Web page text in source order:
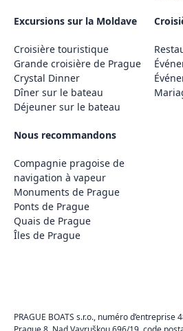
Excursions sur la Moldave
Croisière touristique
Grande croisière de Prague
Crystal Dinner
Dîner sur le bateau
Déjeuner sur le bateau
Nous recommandons
Compagnie pragoise de
navigation à vapeur
Monuments de Prague
Ponts de Prague
Quais de Prague
Îles de Prague
PRAGUE BOATS s.r.o., numéro